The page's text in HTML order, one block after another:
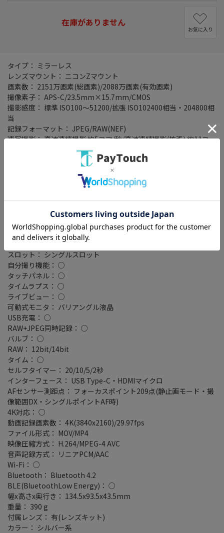
在庫がありません
お気に入り
タイプ： ミラーレス
レンズマウント： ニコンZマウント
画素数： 2151万画素(総画素)/2088万画素(有効画素)
撮像素子： APS-C/23.5mm×15.7mm/CMOS
撮影感度： 標準 ISO100～51200/拡張 ISO102400相当・204800相
当
記録フォーマット： JPEG/RAW(NEF)
連写撮影： 高速連続撮影 約5コマ/秒/高速連続撮影(拡張) 約11コ
シャッタースピード： 1/4000～30秒
液晶モニター： 3型(インチ)/104万ドット
ファインダー形式： 電子ビューファインダー XGA OLED
ファインダー倍率： 1.02 倍
ファインダー視野率(上下/左右)： 100/100
電池タイプ： 専用電池
専用電池型番： EN-EL25
撮影枚数： ファインダー使用時 310枚/液晶モニタ使用時 360枚
記録メディア： SDカード/SDHCカード/SDXCカード
スロット： シングルスロット
自分撮り機能： ○
タッチパネル： ○
タイムラプス： ○
ライブビュー： ○
可動式モニタ： バリアングル液晶
USB充電： ○
RAW+JPEG同時記録： ○
バルブ： ○
RAW： 12bit/14bit
タイム： ○
セルフタイマー： 20/10/5/2秒
インターフェース： USB Type-C・HDMIマイクロ
AFセンサー測距点： フォーカスポイント209点(静止画モード・撮
像範囲DX・シングルポイントAF時)
4K対応： ○
動画記録画素数： 4K(3840x2160)/29.97fps
ファイル形式： MOV/MP4
映像圧縮方式： H.264/MPEG-4 AVC
音声記録方式： リニアPCM/AAC
Wi-Fi： ○
Bluetooth： Bluetooth 4.2
BLE(BluetoothLow Energy)： ○
幅x高さx奥行き： 134.5x93.5x43.5mm
重量： 390 g
付属レンズ： 有(レンズキット)
カラー： シルバー系